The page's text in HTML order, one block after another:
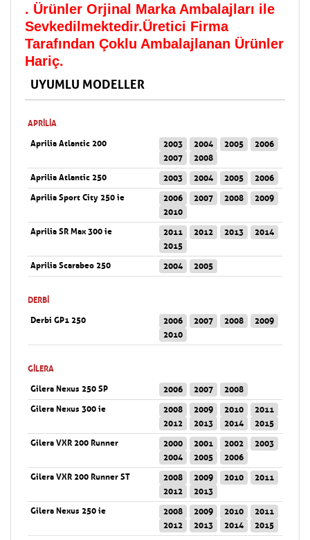
. Ürünler Orjinal Marka Ambalajları ile
Sevkedilmektedir.Üretici Firma
Tarafından Çoklu Ambalajlanan Ürünler
Hariç.
UYUMLU MODELLER
APRILIA
Aprilia Atlantic 200
2003 2004 2005
2006
2007
2008
Aprilia Atlantic 250
2003 2004 2005
2006
Aprilia Sport City 250 ie
2006 2007 2008
2009
2010
Aprilia SR Max 300 ie
2011 2012 2013
2014
2015
Aprilia Scarabeo 250
2004 2005
DERBI
Derbi GP1 250
2006 2007 2008
2009
2010
GILERA
Gilera Nexus 250 SP
2006 2007
2008
Gilera Nexus 300 ie
2008 2009 2010
2011
2012
2013 2014
2015
Gilera VXR 200 Runner
2000 2001 2002
2003
2004
2005
2006
Gilera VXR 200 Runner ST
2008 2009 2010
2011
2012
2013
Gilera Nexus 250 ie
2008 2009 2010
2011
2012
2013 2014 2015